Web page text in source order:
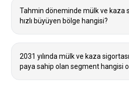
Tahmin döneminde mülk ve kaza
hızlı büyüyen bölge hangisi?
2031 yılında mülk ve kaza
paya sahip olan segment hangisi